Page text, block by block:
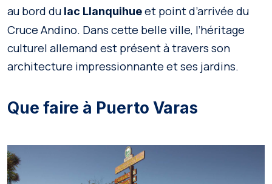
au bord du lac Llanquihueet point d’arrivée du
Cruce Andino. Dans cette belle ville, l’héritage
culturel allemand est présent à travers son
architecture impressionnante et ses jardins.
Que faire à Puerto Varas